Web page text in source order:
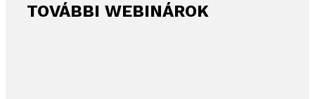
TOVÁBBI WEBINÁROK